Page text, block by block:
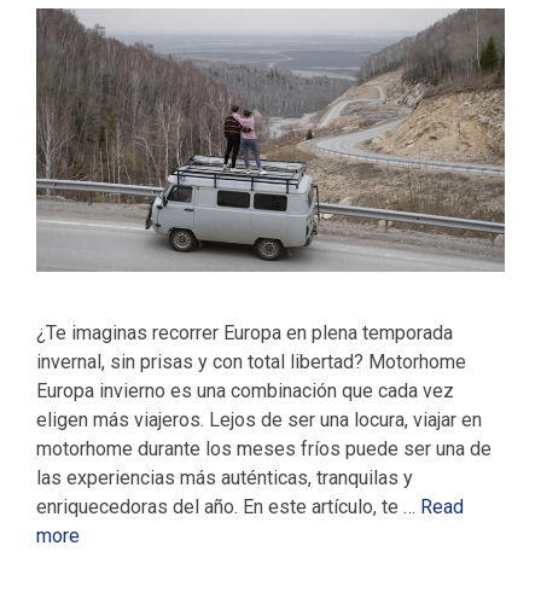
¿Te imaginas recorrer Europa en plena temporada
invernal, sin prisas y con total libertad? Motorhome
Europa invierno es una combinación que cada vez
eligen más viajeros. Lejos de ser una locura, viajar en
motorhome durante los meses fríos puede ser una de
las experiencias más auténticas, tranquilas y
enriquecedoras del año. En este artículo, te … Read
more